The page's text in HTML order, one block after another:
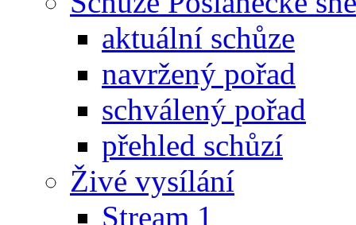
aktuální schůze
navržený pořad
schválený pořad
přehled schůzí
Živé vysílání
Stream 1